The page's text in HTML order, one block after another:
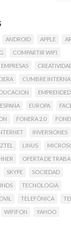
ANDROID APPLE
COMPARTIR WIFI
CUMBRE
ESPAÑA EUROPA
FONERA 2.0
INVERSIONES
LINUS
OFERTA DE
SKYPE
SOCIEDAD
TECNOLOGIA
TELEFÓNICA
WIFIFON YAHOO